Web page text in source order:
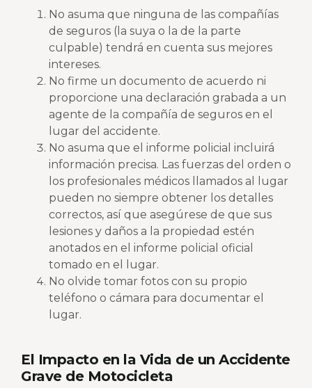
No asuma que ninguna de las compañías
de seguros (la suya o la de la parte
culpable) tendrá en cuenta sus mejores
intereses.
No firme un documento de acuerdo ni
proporcione una declaración grabada a un
agente de la compañía de seguros en el
lugar del accidente.
No asuma que el informe policial incluirá
información precisa. Las fuerzas del orden o
los profesionales médicos llamados al lugar
pueden no siempre obtener los detalles
correctos, así que asegúrese de que sus
lesiones y daños a la propiedad estén
anotados en el informe policial oficial
tomado en el lugar.
No olvide tomar fotos con su propio
teléfono o cámara para documentar el
lugar.
El Impacto en la Vida de un Accidente
Grave de Motocicleta